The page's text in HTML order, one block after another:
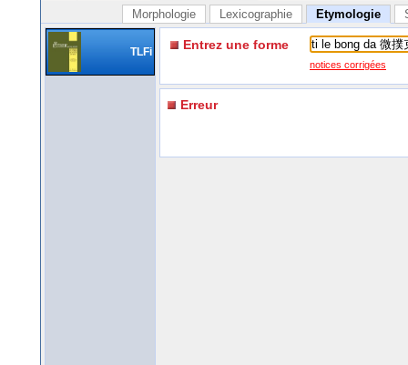
Morphologie Lexicographie Etymologie
TLFi Entrez une forme
notices corrigées
Erreur